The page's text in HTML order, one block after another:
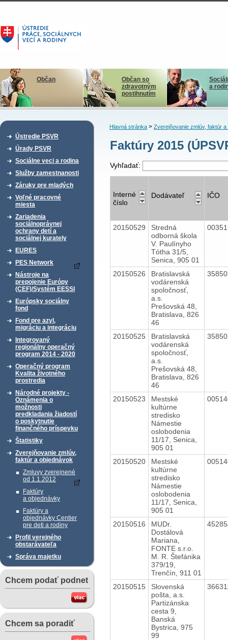
Občan
Občan so
zdravotným
postihnutím
a
Ústredie PSVR
Úrady PSVR
Sociálne veci a rodina
Služby zamestnanosti
Záruky pre mladých
Voľné pracovné
miesta
Zariadenia
sociálnoprávnej
ochrany detí a
sociálnej kurately
EURES
PES Network
Nástroje na
prepojenie Európy
(CEF)/Systém EESSI
Európsky sociálny
fond
Fond pre azyl,
migráciu a integráciu
Integrovaný
regionálny operačný
program 2014 - 2020
Operačný program
Kvalita životného
prostredia
Národné projekty -
Oznámenia o
možnosti
predkladania žiadostí
o poskytnutie
finančného príspevku
Štatistiky
Zverejňovanie zmlúv,
faktúr a objednávok
Zmluvy zverejnené
od 1.1.2012
Faktúry
a objednávky
Faktúry a
objednávky Centier
pre deti a rodiny
Profil verejného
obstarávateľa
Správa majetku
Chcem podať podnet
Chcem sa poradiť
Hlavná stránka> Zverejňovanie zmlúv, faktúr a
Faktúry 2015
Vyhľadať:
Interné
číslo
Dodávateľ IČO
20150529
Stredná
odborná škola
V. Paulínyho
Tótha 31/5,
Senica, 905 01
20150526
Bratislavská
vodárenská
spoločnosť,
a.s.
Prešovská 48,
Bratislava, 826
46
20150525
Bratislavská
vodárenská
spoločnosť,
a.s.
Prešovská 48,
Bratislava, 826
46
20150523
Mestské
kultúrne
stredisko
Námestie
oslobodenia
11/17, Senica,
905 01
20150520
Mestské
kultúrne
stredisko
Námestie
oslobodenia
11/17, Senica,
905 01
20150516
MUDr.
Dostálová
Mariana,
FONTE s.r.o.
M. R. Štefánika
379/19,
Trenčín, 911 01
20150515
Slovenská
pošta, a.s.
Partizánska
cesta 9,
Banská
Bystrica, 975
99